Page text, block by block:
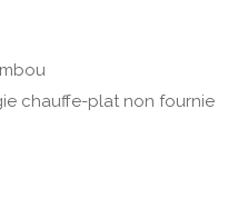
chauffe-plat non fournie